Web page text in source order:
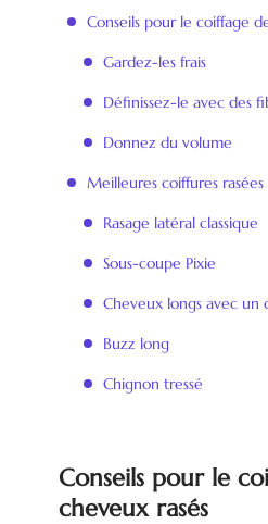
Conseils pour le coiffage
Gardez-les frais
Définissez-le avec des
Donnez du volume
Meilleures coiffures
Rasage latéral classique
Sous-coupe Pixie
Cheveux longs avec un
Buzz long
Chignon tressé
Conseils pour le
cheveux rasés